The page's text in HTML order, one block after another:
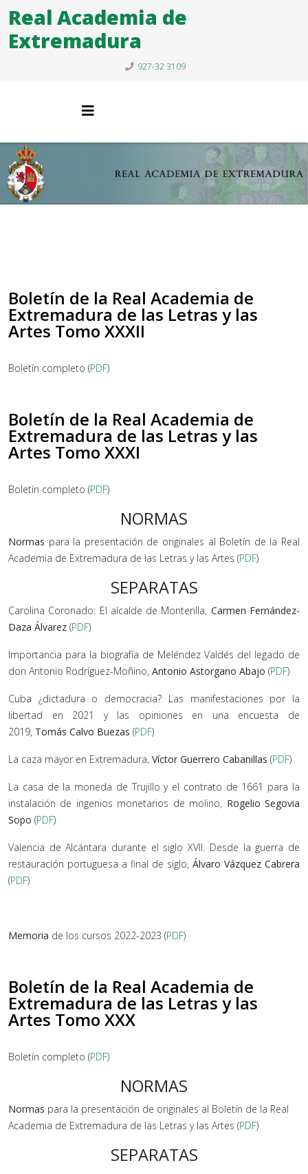
Real Academia de
Extremadura
927-32 3109
Boletín de la Real Academia de
Extremadura de las Letras y las
Artes Tomo XXXII
Boletín completo (PDF)
Boletín de la Real Academia de
Extremadura de las Letras y las
Artes Tomo XXXI
Boletín completo (PDF)
NORMAS
Normas para la presentación de originales al Boletín de la Real
Academia de Extremadura de las Letras y las Artes (PDF)
SEPARATAS
Carolina Coronado: El alcalde de Monterilla, Carmen Fernández-
Daza Álvarez (PDF)
Importancia para la biografía de Meléndez Valdés del legado de
don Antonio Rodríguez-Moñino, Antonio Astorgano Abajo (PDF)
Cuba ¿dictadura o democracia? Las manifestaciones por la
libertad en 2021 y las opiniones en una encuesta de
2019, Tomás Calvo Buezas (PDF)
La caza mayor en Extremadura, Víctor Guerrero Cabanillas (PDF)
La casa de la moneda de Trujillo y el contrato de 1661 para la
instalación de ingenios monetarios de molino, Rogelio Segovia
Sopo (PDF)
Valencia de Alcántara durante el siglo XVII. Desde la guerra de
restauración portuguesa a final de siglo, Álvaro Vázquez Cabrera
(PDF)
Memoria de los cursos 2022-2023 (PDF)
Boletín de la Real Academia de
Extremadura de las Letras y las
Artes Tomo XXX
Boletín completo (PDF)
NORMAS
Normas para la presentación de originales al Boletín de la Real
Academia de Extremadura de las Letras y las Artes (PDF)
SEPARATAS